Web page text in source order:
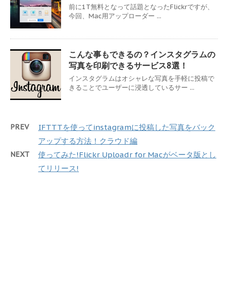
前に1T無料となって話題となったFlickrですが、
今回、Mac用アップローダー ...
こんな事もできるの？インスタグラムの
写真を印刷できるサービス8選！
インスタグラムはオシャレな写真を手軽に投稿で
きることでユーザーに浸透しているサー ...
PREV
IFTTTを使ってinstagramに投稿した写真をバック
アップする方法！クラウド編
NEXT
使ってみた!Flickr Uploadr for Macがベータ版とし
てリリース!